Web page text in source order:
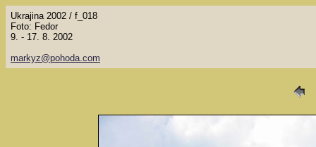
Ukrajina 2002 / f_018
Foto: Fedor
9. - 17. 8. 2002
markyz@pohoda.com